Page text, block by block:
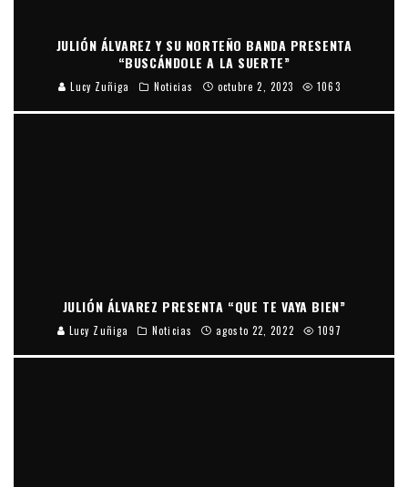
JULIÓN ÁLVAREZ Y SU NORTEÑO BANDA PRESENTA
“BUSCÁNDOLE A LA SUERTE”
Lucy Zuñiga Noticias octubre 2, 2023 1063
JULIÓN ÁLVAREZ PRESENTA “QUE TE VAYA BIEN”
Lucy Zuñiga Noticias agosto 22, 2022 1097